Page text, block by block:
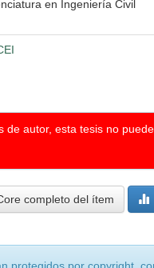
en Ingeniería Civil
de autor, esta tesis no
completo del ítem